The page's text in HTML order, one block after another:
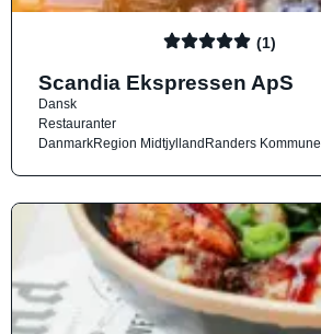
(1)
Scandia Ekspressen ApS
Dansk
Restauranter
DanmarkRegion MidtjyllandRanders Kommune